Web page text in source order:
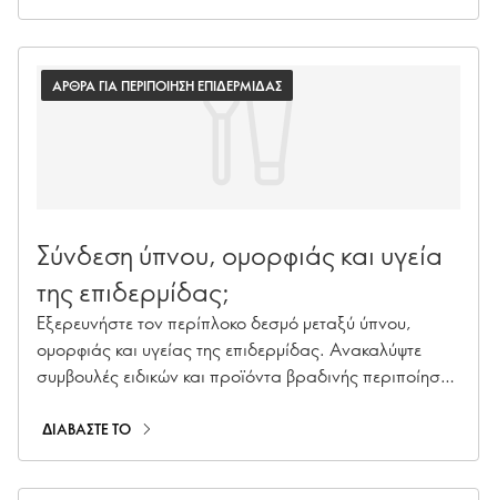
ισχυρό ΑΗΑ!
ΑΡΘΡΑ ΓΙΑ ΠΕΡΙΠΟΙΗΣΗ ΕΠΙΔΕΡΜΙΔΑΣ
Σύνδεση ύπνου, ομορφιάς και υγεία
της επιδερμίδας;
Εξερευνήστε τον περίπλοκο δεσμό μεταξύ ύπνου,
ομορφιάς και υγείας της επιδερμίδας. Ανακαλύψτε
συμβουλές ειδικών και προϊόντα βραδινής περιποίησης
ξεκουράζεστε.
ΔΙΑΒΑΣΤΕ ΤΟ